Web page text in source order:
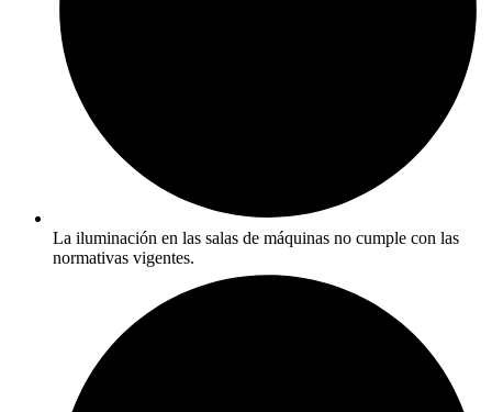
La iluminación en las salas de máquinas no cumple con las
normativas vigentes.